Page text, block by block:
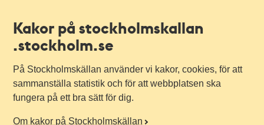
Kakor på stockholmskallan
.stockholm.se
På Stockholmskällan använder vi kakor, cookies, för att
sammanställa statistik och för att webbplatsen ska
fungera på ett bra sätt för dig.
Om kakor på Stockholmskällan